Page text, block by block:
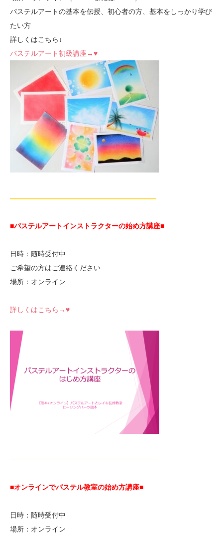
パステルアートの基本を伝授、初心者の方、基本をしっかり学び
たい方
詳しくはこちら↓
パステルアート初級講座→♥
—————————————————————
■パステルアートインストラクターの始め方講座■
日時：随時受付中
ご希望の方はご連絡ください
場所：オンライン
詳しくはこちら→♥
—————————————————————
■オンラインでパステル教室の始め方講座■
日時：随時受付中
場所：オンライン